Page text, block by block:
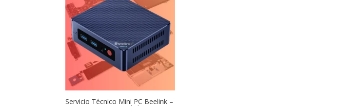
Servicio Técnico Mini PC Beelink –